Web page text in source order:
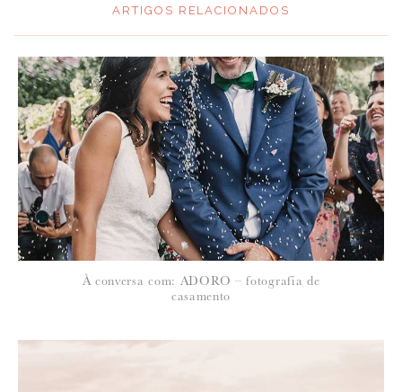
NOME :
ARTIGOS RELACIONADOS
À conversa com: ADORO – fotografia de
casamento